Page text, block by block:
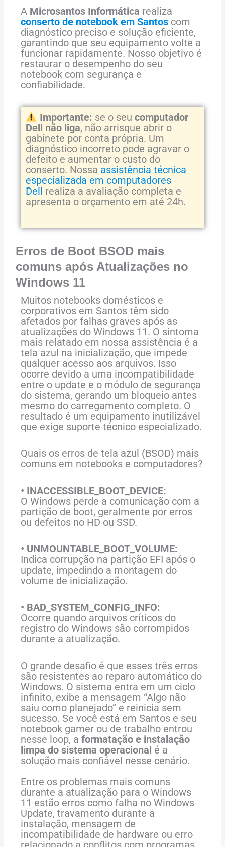
A Microsantos Informática realiza
conserto de notebook em Santos com
diagnóstico preciso e solução eficiente,
garantindo que seu equipamento volte a
funcionar rapidamente. Nosso objetivo é
restaurar o desempenho do seu
notebook com segurança e
confiabilidade.
Importante: se o seu computador
Dell não liga, não arrisque abrir o
gabinete por conta própria. Um
diagnóstico incorreto pode agravar o
defeito e aumentar o custo do
conserto. Nossa assistência técnica
especializada em computadores
Dell realiza a avaliação completa e
apresenta o orçamento em até 24h.
Erros de Boot BSOD mais
comuns após Atualizações no
Windows 11
Muitos notebooks domésticos e
corporativos em Santos têm sido
afetados por falhas graves após as
atualizações do Windows 11. O sintoma
mais relatado em nossa assistência é a
tela azul na inicialização, que impede
qualquer acesso aos arquivos. Isso
ocorre devido a uma incompatibilidade
entre o update e o módulo de segurança
do sistema, gerando um bloqueio antes
mesmo do carregamento completo. O
resultado é um equipamento inutilizável
que exige suporte técnico especializado.
Quais os erros de tela azul (BSOD) mais
comuns em notebooks e computadores?
• INACCESSIBLE_BOOT_DEVICE:
O Windows perde a comunicação com a
partição de boot, geralmente por erros
ou defeitos no HD ou SSD.
• UNMOUNTABLE_BOOT_VOLUME:
Indica corrupção na partição EFI após o
update, impedindo a montagem do
volume de inicialização.
• BAD_SYSTEM_CONFIG_INFO:
Ocorre quando arquivos críticos do
registro do Windows são corrompidos
durante a atualização.
O grande desafio é que esses três erros
são resistentes ao reparo automático do
Windows. O sistema entra em um ciclo
infinito, exibe a mensagem “Algo não
saiu como planejado” e reinicia sem
sucesso. Se você está em Santos e seu
notebook gamer ou de trabalho entrou
nesse loop, aformatação e instalação
limpa do sistema operacional é a
solução mais confiável nesse cenário.
Entre os problemas mais comuns
durante a atualização para oWindows
11 estão erros comofalha noWindows
Update,travamento durante a
instalação, mensagem de
incompatibilidade de hardware ou erro